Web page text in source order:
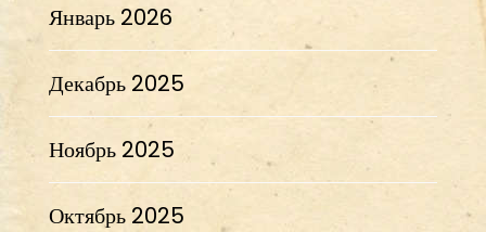
Январь 2026
Декабрь 2025
Ноябрь 2025
Октябрь 2025